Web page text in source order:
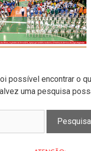
possível encontrar o
uma pesquisa